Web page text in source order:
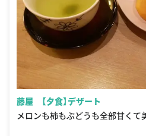
藤屋 【夕食】デザート
メロンも柿もぶどうも全部甘く